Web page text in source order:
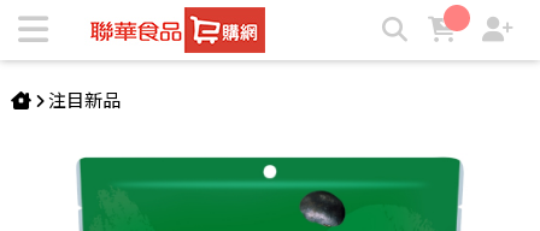
萬歲牌-高蛋白質綜合堅果(15gX12包) | ★聯華食品e購網★
注目新品